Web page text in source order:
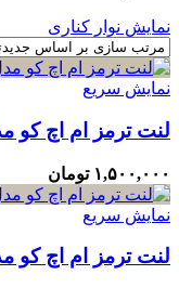
نمایش نوار کناری
نمایش سریع
لنت ترمز ام اچ کو مدل ۲۳۰۰۰ جلو
۱,۵۰۰,۰۰۰ تومان
نمایش سریع
لنت ترمز ام اچ کو مدل ۲۳۸۰۰ عقب